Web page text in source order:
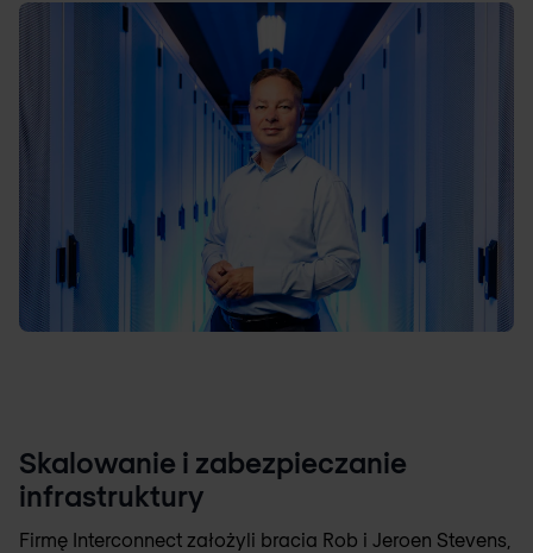
Skalowanie i zabezpieczanie
infrastruktury
Firmę Interconnect założyli bracia Rob i Jeroen Stevens,